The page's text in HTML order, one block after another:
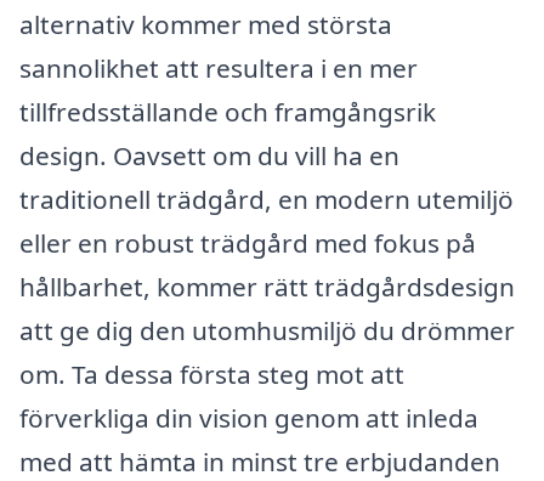
alternativ kommer med största
sannolikhet att resultera i en mer
tillfredsställande och framgångsrik
design. Oavsett om du vill ha en
traditionell trädgård, en modern utemiljö
eller en robust trädgård med fokus på
hållbarhet, kommer rätt trädgårdsdesign
att ge dig den utomhusmiljö du drömmer
om. Ta dessa första steg mot att
förverkliga din vision genom att inleda
med att hämta in minst tre erbjudanden